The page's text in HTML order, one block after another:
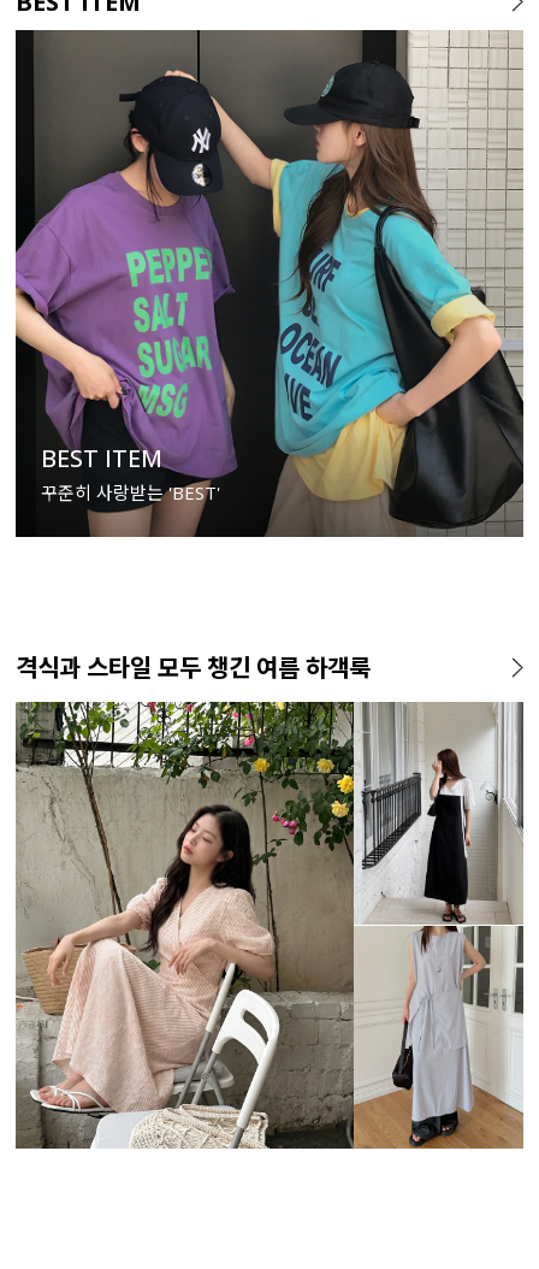
BEST ITEM
꾸준히 사랑받는 'BEST'
격식과 스타일 모두 챙긴 여름 하객룩